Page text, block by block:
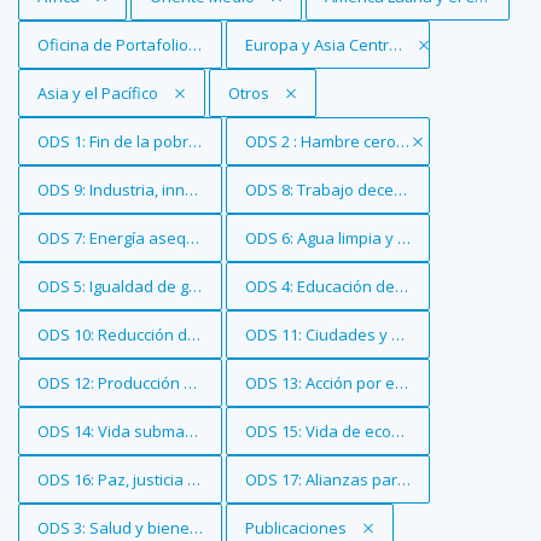
Eliminar filtro
Oficina de Portafolios GlobalesEliminar filtro
Europa y Asia Central
Eliminar filtro
Asia y el Pacífico Eliminar filtro
Otros
Eliminar filtro
ODS 1: Fin de la pobreza Eliminar filtro
ODS 2 : Hambre cero
Eliminar filtro
ODS 9: Industria, innovación e infraestructura
Eliminar filtro
ODS 8: Trabajo decente y crecimiento
Eliminar filtro
ODS 7: Energía asequible y no contaminante
Eliminar filtro
ODS 6: Agua limpia y saneamiento
Eliminar filtro
ODS 5: Igualdad de género Eliminar filtro
ODS 4: Educación de calidad
Eliminar filtro
ODS 10: Reducción de las desigualdades
Eliminar filtro
ODS 11: Ciudades y comunidades
Eliminar filtro
ODS 12: Producción y consumo responsables
Eliminar filtro
ODS 13: Acción por el clima
Eliminar filtro
ODS 14: Vida submarina Eliminar filtro
ODS 15: Vida de ecosistemas terrestres
Eliminar filtro
ODS 16: Paz, justicia e instituciones sólidas
Eliminar filtro
ODS 17: Alianzas para lograr los
Eliminar filtro
ODS 3: Salud y bienestar Eliminar filtro
Publicaciones